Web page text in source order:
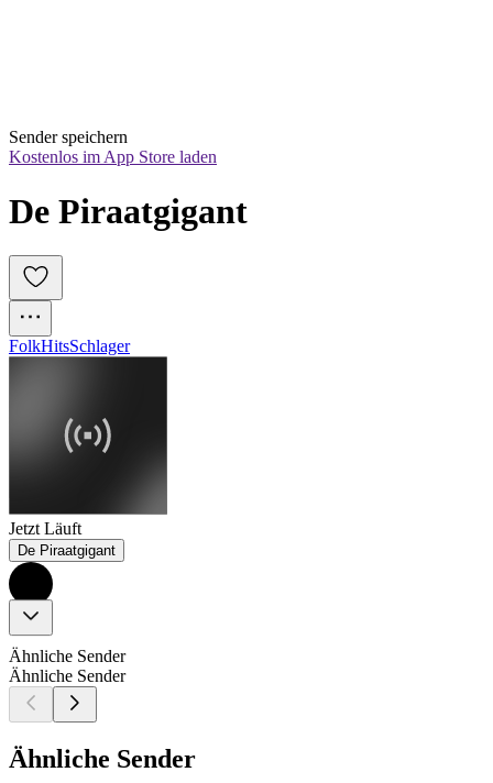
Sender speichern
Kostenlos im App Store laden
De Piraatgigant
FolkHitsSchlager
Jetzt Läuft
De Piraatgigant
Ähnliche Sender
Ähnliche Sender
Ähnliche Sender